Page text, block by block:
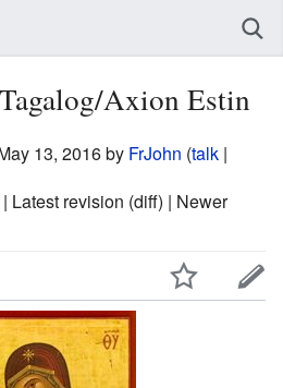
Axion Estin
13, 2016 by FrJohn (talk |
| Latest revision (diff) | Newer